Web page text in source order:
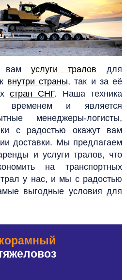
вамуслуги тралов для
внутри страны, так и за её
стран СНГ. Наша техника
временем и является
менеджеры-логисты,
с радостью окажут вам
доставки. Мы предлагаем
и услуги тралов, что
на транспортных
у нас, и мы с радостью
выгодные условия для